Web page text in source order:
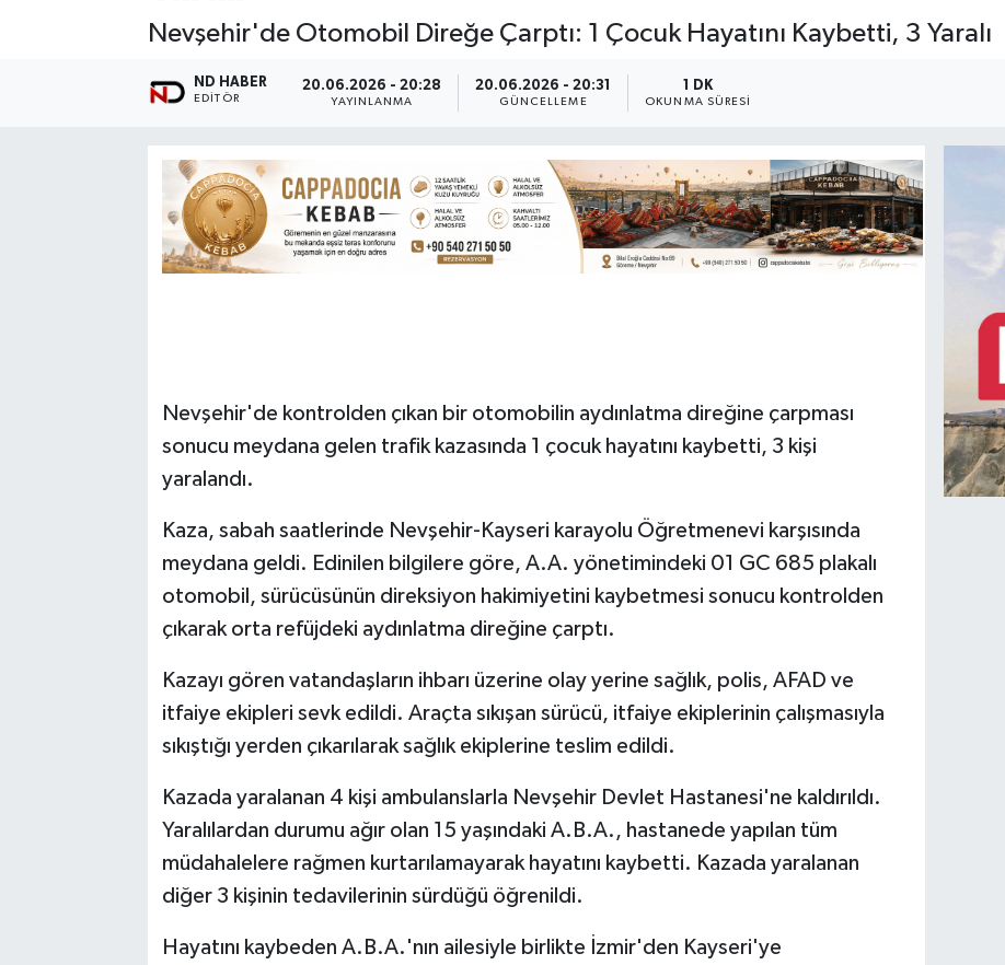
Nevşehir'de Otomobil Direğe Çarptı: 1 Çocuk Hayatını Kaybetti, 3 Yaralı
ND HABER
EDITÖR
20.06.2026 - 20:28
YAYINLANMA
20.06.2026 - 20:31
GÜNCELLEME
1 DK
OKUNMA SÜRESI
Nevşehir'de kontrolden çıkan bir otomobilin aydınlatma direğine çarpması
sonucu meydana gelen trafik kazasında 1 çocuk hayatını kaybetti, 3 kişi
yaralandı.
Kaza, sabah saatlerinde Nevşehir-Kayseri karayolu Öğretmenevi karşısında
meydana geldi. Edinilen bilgilere göre, A.A. yönetimindeki 01 GC 685 plakalı
otomobil, sürücüsünün direksiyon hakimiyetini kaybetmesi sonucu kontrolden
çıkarak orta refüjdeki aydınlatma direğine çarptı.
Kazayı gören vatandaşların ihbarı üzerine olay yerine sağlık, polis, AFAD ve
itfaiye ekipleri sevk edildi. Araçta sıkışan sürücü, itfaiye ekiplerinin çalışmasıyla
sıkıştığı yerden çıkarılarak sağlık ekiplerine teslim edildi.
Kazada yaralanan 4 kişi ambulanslarla Nevşehir Devlet Hastanesi'ne kaldırıldı.
Yaralılardan durumu ağır olan 15 yaşındaki A.B.A., hastanede yapılan tüm
müdahalelere rağmen kurtarılamayarak hayatını kaybetti. Kazada yaralanan
diğer 3 kişinin tedavilerinin sürdüğü öğrenildi.
Hayatını kaybeden A.B.A.'nın ailesiyle birlikte İzmir'den Kayseri'ye